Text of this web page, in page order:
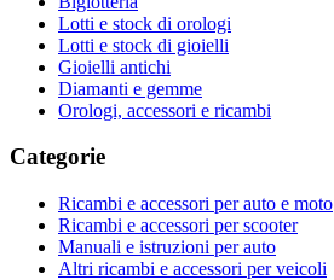
Lotti e stock di orologi
Lotti e stock di gioielli
Gioielli antichi
Diamanti e gemme
Orologi, accessori e ricambi
Categorie
Ricambi e accessori per auto e moto
Ricambi e accessori per scooter
Manuali e istruzioni per auto
Altri ricambi e accessori per veicoli